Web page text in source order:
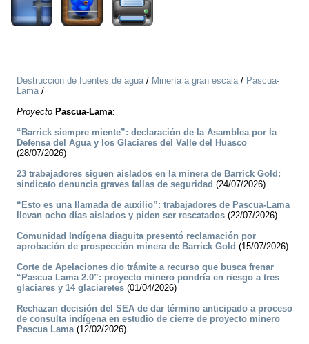
Destrucción de fuentes de agua/ Minería a gran escala/ Pascua-
Lama/
Proyecto Pascua-Lama:
“Barrick siempre miente”: declaración de la Asamblea por la
Defensa del Agua y los Glaciares del Valle del Huasco
(28/07/2026)
23 trabajadores siguen aislados en la minera de Barrick Gold:
sindicato denuncia graves fallas de seguridad (24/07/2026)
“Esto es una llamada de auxilio”: trabajadores de Pascua-Lama
llevan ocho días aislados y piden ser rescatados (22/07/2026)
Comunidad Indígena diaguita presentó reclamación por
aprobación de prospección minera de Barrick Gold (15/07/2026)
Corte de Apelaciones dio trámite a recurso que busca frenar
“Pascua Lama 2.0”: proyecto minero pondría en riesgo a tres
glaciares y 14 glaciaretes (01/04/2026)
Rechazan decisión del SEA de dar término anticipado a proceso
de consulta indígena en estudio de cierre de proyecto minero
Pascua Lama(12/02/2026)